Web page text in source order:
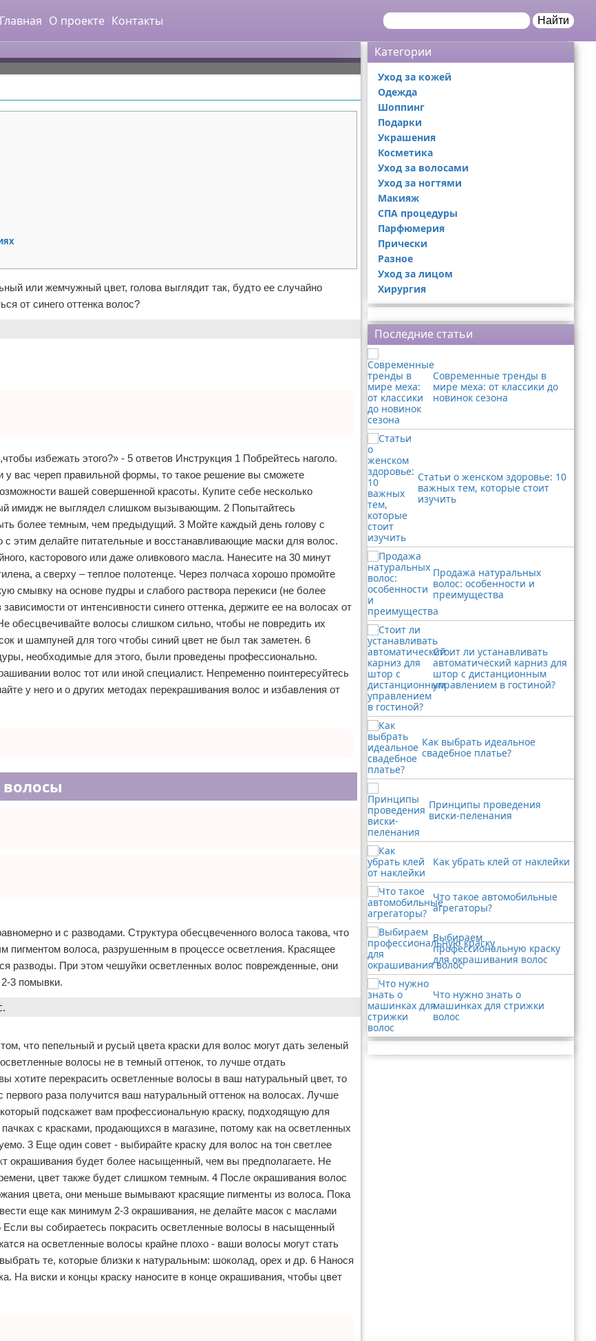
Главная О проекте Контакты Найти
или жемчужный цвет, голова выглядит так, будто ее случайно
от синего оттенка волос?
избежать этого?» - 5 ответов Инструкция 1 Побрейтесь наголо.
вас череп правильной формы, то такое решение вы сможете
вашей совершенной красоты. Купите себе несколько
имидж не выглядел слишком вызывающим. 2 Попытайтесь
более темным, чем предыдущий. 3 Мойте каждый день голову с
этим делайте питательные и восстанавливающие маски для волос.
касторового или даже оливкового масла. Нанесите на 30 минут
а сверху – теплое полотенце. Через полчаса хорошо промойте
смывку на основе пудры и слабого раствора перекиси (не более
от интенсивности синего оттенка, держите ее на волосах от
обесцвечивайте волосы слишком сильно, чтобы не повредить их
и шампуней для того чтобы синий цвет не был так заметен. 6
необходимые для этого, были проведены профессионально.
волос тот или иной специалист. Непременно поинтересуйтесь
у него и о других методах перекрашивания волос и избавления от
волосы
и с разводами. Структура обесцвеченного волоса такова, что
пигментом волоса, разрушенным в процессе осветления. Красящее
разводы. При этом чешуйки осветленных волос поврежденные, они
3 помывки.
что пепельный и русый цвета краски для волос могут дать зеленый
волосы не в темный оттенок, то лучше отдать
хотите перекрасить осветленные волосы в ваш натуральный цвет, то
раза получится ваш натуральный оттенок на волосах. Лучше
подскажет вам профессиональную краску, подходящую для
с красками, продающихся в магазине, потому как на осветленных
3 Еще один совет - выбирайте краску для волос на тон светлее
окрашивания будет более насыщенный, чем вы предполагаете. Не
цвет также будет слишком темным. 4 После окрашивания волос
цвета, они меньше вымывают красящие пигменты из волоса. Пока
еще как минимум 2-3 окрашивания, не делайте масок с маслами
вы собираетесь покрасить осветленные волосы в насыщенный
на осветленные волосы крайне плохо - ваши волосы могут стать
те, которые близки к натуральным: шоколад, орех и др. 6 Нанося
На виски и концы краску наносите в конце окрашивания, чтобы цвет
Категории
Уход за кожей
Одежда
Шоппинг
Подарки
Украшения
Косметика
Уход за волосами
Уход за ногтями
Макияж
СПА процедуры
Парфюмерия
Прически
Разное
Уход за лицом
Хирургия
Последние статьи
Современные тренды в
мире меха: от классики до
новинок сезона
Статьи о женском здоровье: 10
важных тем, которые стоит
изучить
Продажа натуральных
волос: особенности и
преимущества
Стоит ли устанавливать
автоматический карниз для
штор с дистанционным
управлением в гостиной?
Как выбрать идеальное
свадебное платье?
Принципы проведения
виски-пеленания
Как убрать клей от наклейки
Что такое автомобильные
агрегаторы?
Выбираем
профессиональную краску
для окрашивания волос
Что нужно знать о
машинках для стрижки
волос